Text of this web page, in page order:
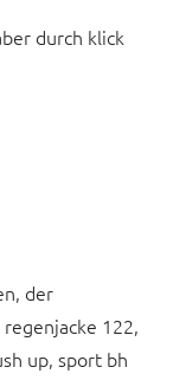
durch klick
der
122,
up, sport bh